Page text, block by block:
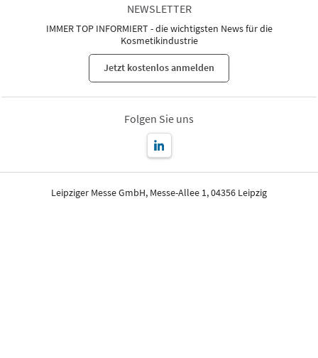
NEWSLETTER
IMMER TOP INFORMIERT - die wichtigsten News für die
Kosmetikindustrie
Jetzt kostenlos anmelden
Folgen Sie uns
Leipziger Messe GmbH, Messe-Allee 1, 04356 Leipzig